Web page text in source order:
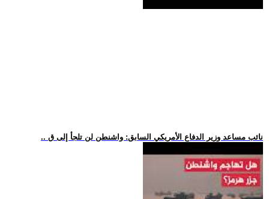
.. نائب مساعد وزير الدفاع الأمريكي السابق: واشنطن لن تلجأ إلى ق